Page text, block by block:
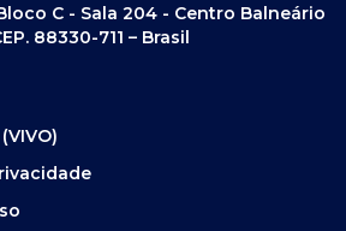
C - Sala 204 - Centro Balneário
88330-711 – Brasil